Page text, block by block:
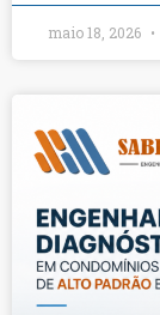
maio 18, 2026